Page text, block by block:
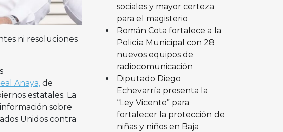
ni resoluciones
Anaya,de
estatales. La
sobre
Unidos contra
sociales y mayor certeza
para el magisterio
Román Cota fortalece a la
Policía Municipal con 28
nuevos equipos de
radiocomunicación
Diputado Diego
Echevarría presenta la
“Ley Vicente” para
fortalecer la protección de
niñas y niños en Baja